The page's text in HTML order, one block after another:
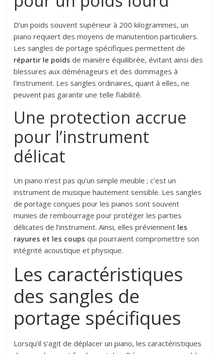
D’un poids souvent supérieur à 200 kilogrammes, un
piano requiert des moyens de manutention particuliers.
Les sangles de portage spécifiques permettent de
répartir le poids de manière équilibrée, évitant ainsi des
blessures aux déménageurs et des dommages à
l’instrument. Les sangles ordinaires, quant à elles, ne
peuvent pas garantir une telle fiabilité.
Une protection accrue
pour l’instrument
délicat
Un piano n’est pas qu’un simple meuble ; c’est un
instrument de musique hautement sensible. Les sangles
de portage conçues pour les pianos sont souvent
munies de rembourrage pour protéger les parties
délicates de l’instrument. Ainsi, elles préviennent les
rayures et les coups qui pourraient compromettre son
intégrité acoustique et physique.
Les caractéristiques
des sangles de
portage spécifiques
Lorsqu’il s’agit de déplacer un piano, les caractéristiques